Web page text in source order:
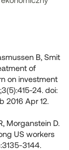
B, Smit
of
on investment
24. doi:
2016 Apr 12.
Morganstein D.
US workers
3144.